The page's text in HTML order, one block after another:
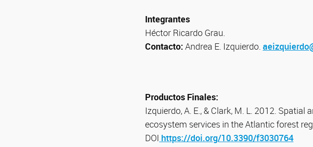
Integrantes
Héctor Ricardo Grau.
Contacto: Andrea E. Izquierdo.
Productos Finales:
Izquierdo, A. E., & Clark, M. L. 2012.
ecosystem services in the Atlantic forest
DOI https://doi.org/10.3390/f3030764